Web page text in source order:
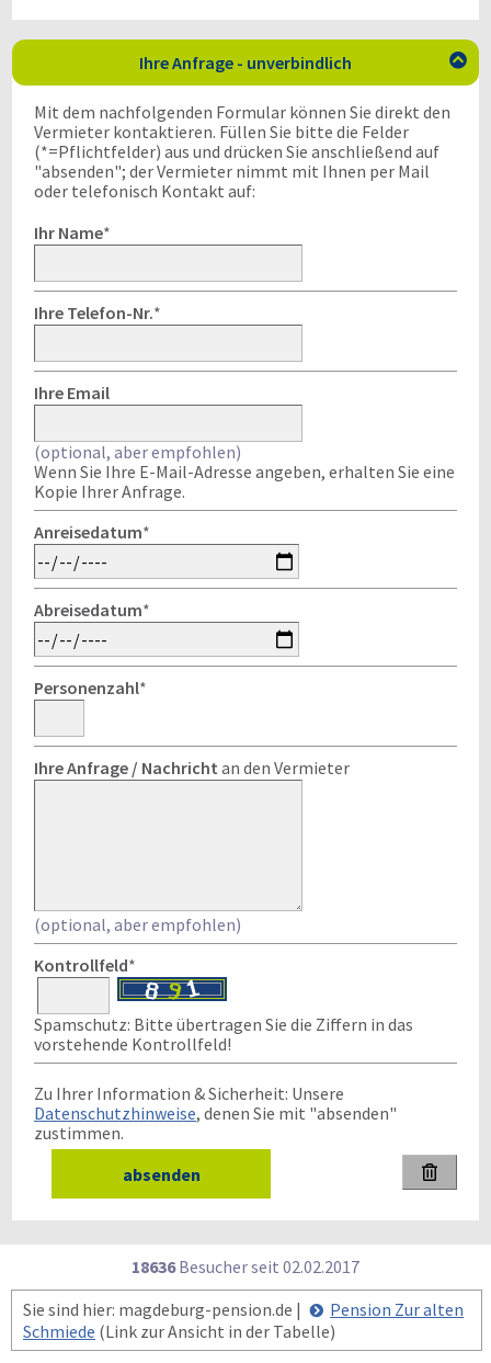
Ihre Anfrage - unverbindlich 
Mit dem nachfolgenden Formular können Sie direkt den
Vermieter kontaktieren. Füllen Sie bitte die Felder
(*=Pflichtfelder) aus und drücken Sie anschließend auf
"absenden"; der Vermieter nimmt mit Ihnen per Mail
oder telefonisch Kontakt auf:
Ihr Name*
Ihre Telefon-Nr.*
Ihre Email
(optional, aber empfohlen)
Wenn Sie Ihre E-Mail-Adresse angeben, erhalten Sie eine
Kopie Ihrer Anfrage.
Anreisedatum*
Abreisedatum*
Personenzahl*
Ihre Anfrage / Nachricht an den Vermieter
(optional, aber empfohlen)
Kontrollfeld*
Spamschutz: Bitte übertragen Sie die Ziffern in das
vorstehende Kontrollfeld!
Zu Ihrer Information & Sicherheit: Unsere
Datenschutzhinweise, denen Sie mit "absenden"
zustimmen.

18636Besucher seit 02.02.2017
Sie sind hier: magdeburg-pension.de |
Pension Zur alten
Schmiede (Link zur Ansicht in der Tabelle)